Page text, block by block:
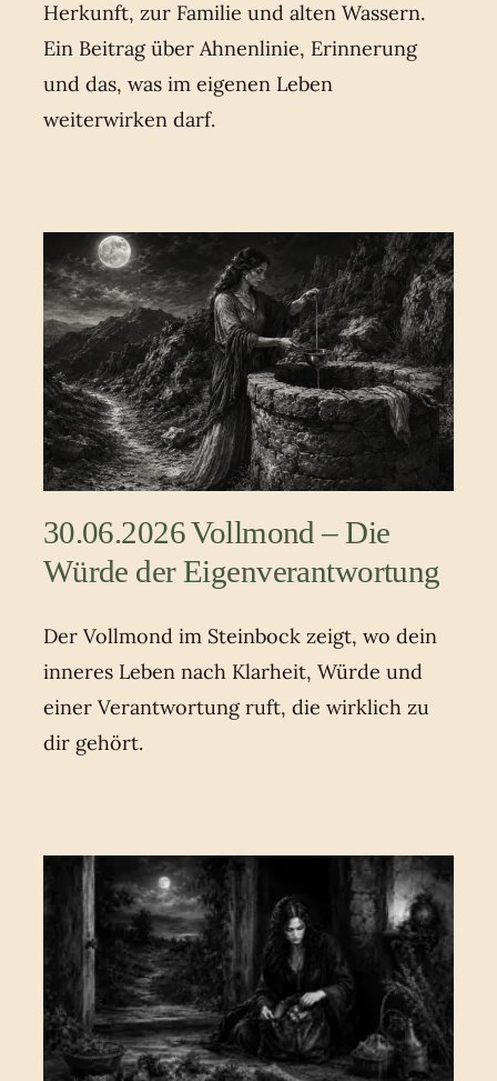
Herkunft, zur Familie und alten Wassern.
Ein Beitrag über Ahnenlinie, Erinnerung
und das, was im eigenen Leben
weiterwirken darf.
30.06.2026 Vollmond – Die
Würde der Eigenverantwortung
Der Vollmond im Steinbock zeigt, wo dein
inneres Leben nach Klarheit, Würde und
einer Verantwortung ruft, die wirklich zu
dir gehört.